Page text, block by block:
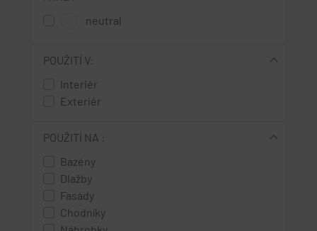
neutral
POUŽITÍ V:
Interiér
Exteriér
POUŽITÍ NA :
Bazény
Dlažby
Fasády
Chodníky